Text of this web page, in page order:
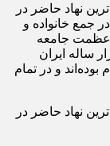
نهاد حاضر در
جمع خانواده و
عظمت جامعه
ساله ایران
و در تمام
نهاد حاضر در